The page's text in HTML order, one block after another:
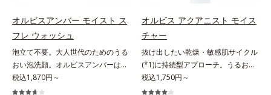
BEAUTY夏祭りは、こちら
な肌に洗い上げます。ツブツブ入り
のパウダーが泡立てネットのように
空気を含ませるので、簡単に泡立て
られます。濃密うるおい泡を洗い流
したあとは大人の肌もつっぱりにく
く、使うたびに毛穴の目立ちにくい
肌(*5)を目指せます。性別問わずお
ぎます。*1 トリメチルシロキシケ
イ酸、ジメチコン配合＝汗や水、皮
脂をはじき、メイクくずれを防ぐ成
分*2 オリーブ葉エキス、ゴレンシ
葉エキス、加水分解ヒアルロン酸、
異性化糖配合＝保湿成分【ご使用方
法】2層タイプなので、必ず容器を
よく振ってからお使いください。メ
オルビスアンバー モイスト ス
フレ ウォッシュ
泡立て不要。大人世代のためのうる
おい泡洗顔。オルビスアンバーは、
いつも⾃然体で美しくありたいと願
う⼤⼈世代に寄り添うブランドで
税込1,870円～
オルビス アクアニスト モイス
チャー
抜け出したい乾燥・敏感肌サイクル
(*1)に持続型アプローチ。うるおい
を追求した敏感肌用保湿スキンケア
(*2)。うるおいを逃し、刺激を受け
税込1,750円～